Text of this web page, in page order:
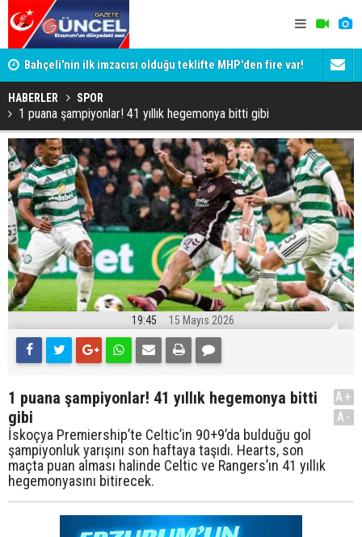
Bahçeli'nin ilk imzacısı olduğu teklifte MHP'den fire var!
İşte imzalamayan o isim
Siyaset-
HABERLER SPOR
1 puana şampiyonlar! 41 yıllık hegemonya bitti gibi
19:45 15 Mayıs 2026
1 puana şampiyonlar! 41 yıllık hegemonya bitti
gibi
İskoçya Premiership’te Celtic’in 90+9’da bulduğu gol
şampiyonluk yarışını son haftaya taşıdı. Hearts, son
maçta puan alması halinde Celtic ve Rangers’ın 41 yıllık
hegemonyasını bitirecek.
A+
A-